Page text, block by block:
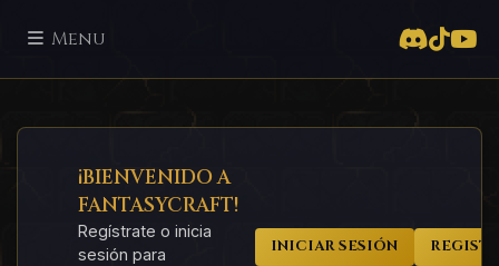
Menu
¡BIENVENIDO A
FANTASYCRAFT!
Regístrate o inicia
sesión para
INICIAR SESIÓN